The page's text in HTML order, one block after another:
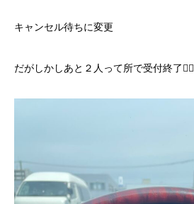
キャンセル待ちに変更
だがしかしあと２人って所で受付終了🤦‍♂️